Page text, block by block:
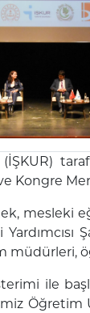
Kongre
müdürleri,
ile
Öğretim